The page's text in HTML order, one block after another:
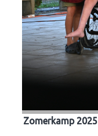
Zomerkamp 2025